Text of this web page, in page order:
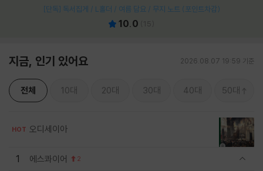
[단독] 독서집게 / L홀더 / 여름 담요 / 무지 노트 (포인트차감)
10.0
지금, 인기 있어요 2026.08.07 19:59 기준
전체 10대 20대 30대 40대 50대
HOT 오디세이아
1 에스콰이어 2